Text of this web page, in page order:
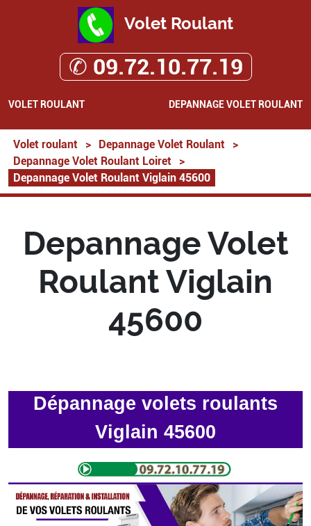
Volet Roulant
✆ 09.72.10.77.19
VOLET ROULANT DEPANNAGE VOLET ROULANT
Volet roulant > Depannage Volet Roulant
>
Depannage Volet Roulant Loiret
>
Depannage Volet Roulant Viglain 45600
Depannage Volet
Roulant Viglain
45600
Dépannage volets roulants
Viglain 45600